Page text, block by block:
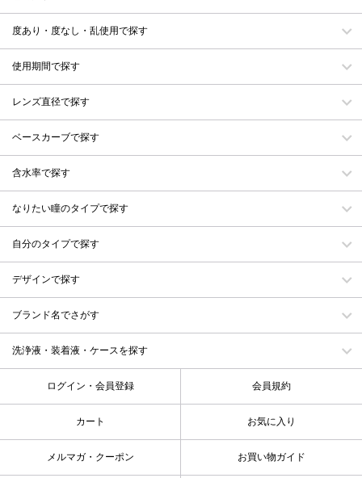
度あり・度なし・乱使用で探す
使用期間で探す
レンズ直径で探す
ベースカーブで探す
含水率で探す
なりたい瞳のタイプで探す
自分のタイプで探す
デザインで探す
ブランド名でさがす
洗浄液・装着液・ケースを探す
ログイン・会員登録 会員規約
カート お気に入り
メルマガ・クーポン お買い物ガイド